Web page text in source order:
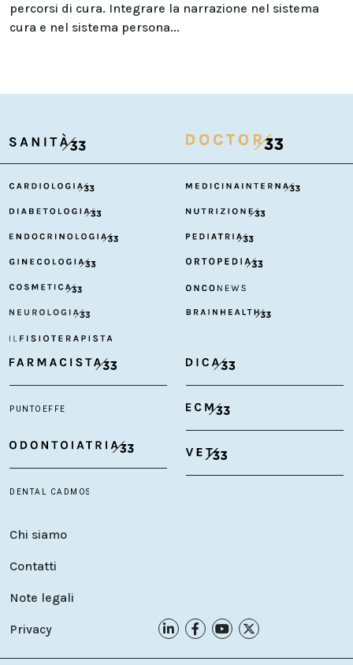
percorsi di cura. Integrare la narrazione nel sistema
cura e nel sistema persona...
Chi siamo
Contatti
Note legali
Privacy